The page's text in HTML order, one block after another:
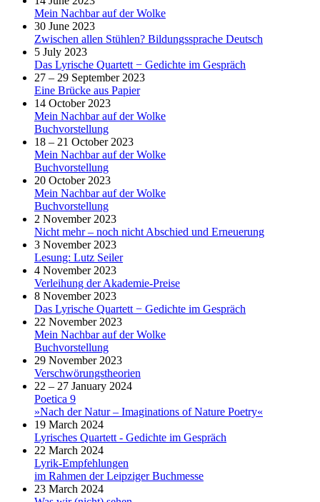
Mein Nachbar auf der Wolke
30 June 2023
Zwischen allen Stühlen? Bildungssprache Deutsch
5 July 2023
Das Lyrische Quartett − Gedichte im Gespräch
27 – 29 September 2023
Eine Brücke aus Papier
14 October 2023
Mein Nachbar auf der Wolke
Buchvorstellung
18 – 21 October 2023
Mein Nachbar auf der Wolke
Buchvorstellung
20 October 2023
Mein Nachbar auf der Wolke
Buchvorstellung
2 November 2023
Nicht mehr – noch nicht Abschied und Erneuerung
3 November 2023
Lesung: Lutz Seiler
4 November 2023
Verleihung der Akademie-Preise
8 November 2023
Das Lyrische Quartett − Gedichte im Gespräch
22 November 2023
Mein Nachbar auf der Wolke
Buchvorstellung
29 November 2023
Verschwörungstheorien
22 – 27 January 2024
Poetica 9
»Nach der Natur – Imaginations of Nature Poetry«
19 March 2024
Lyrisches Quartett - Gedichte im Gespräch
22 March 2024
Lyrik-Empfehlungen
im Rahmen der Leipziger Buchmesse
23 March 2024